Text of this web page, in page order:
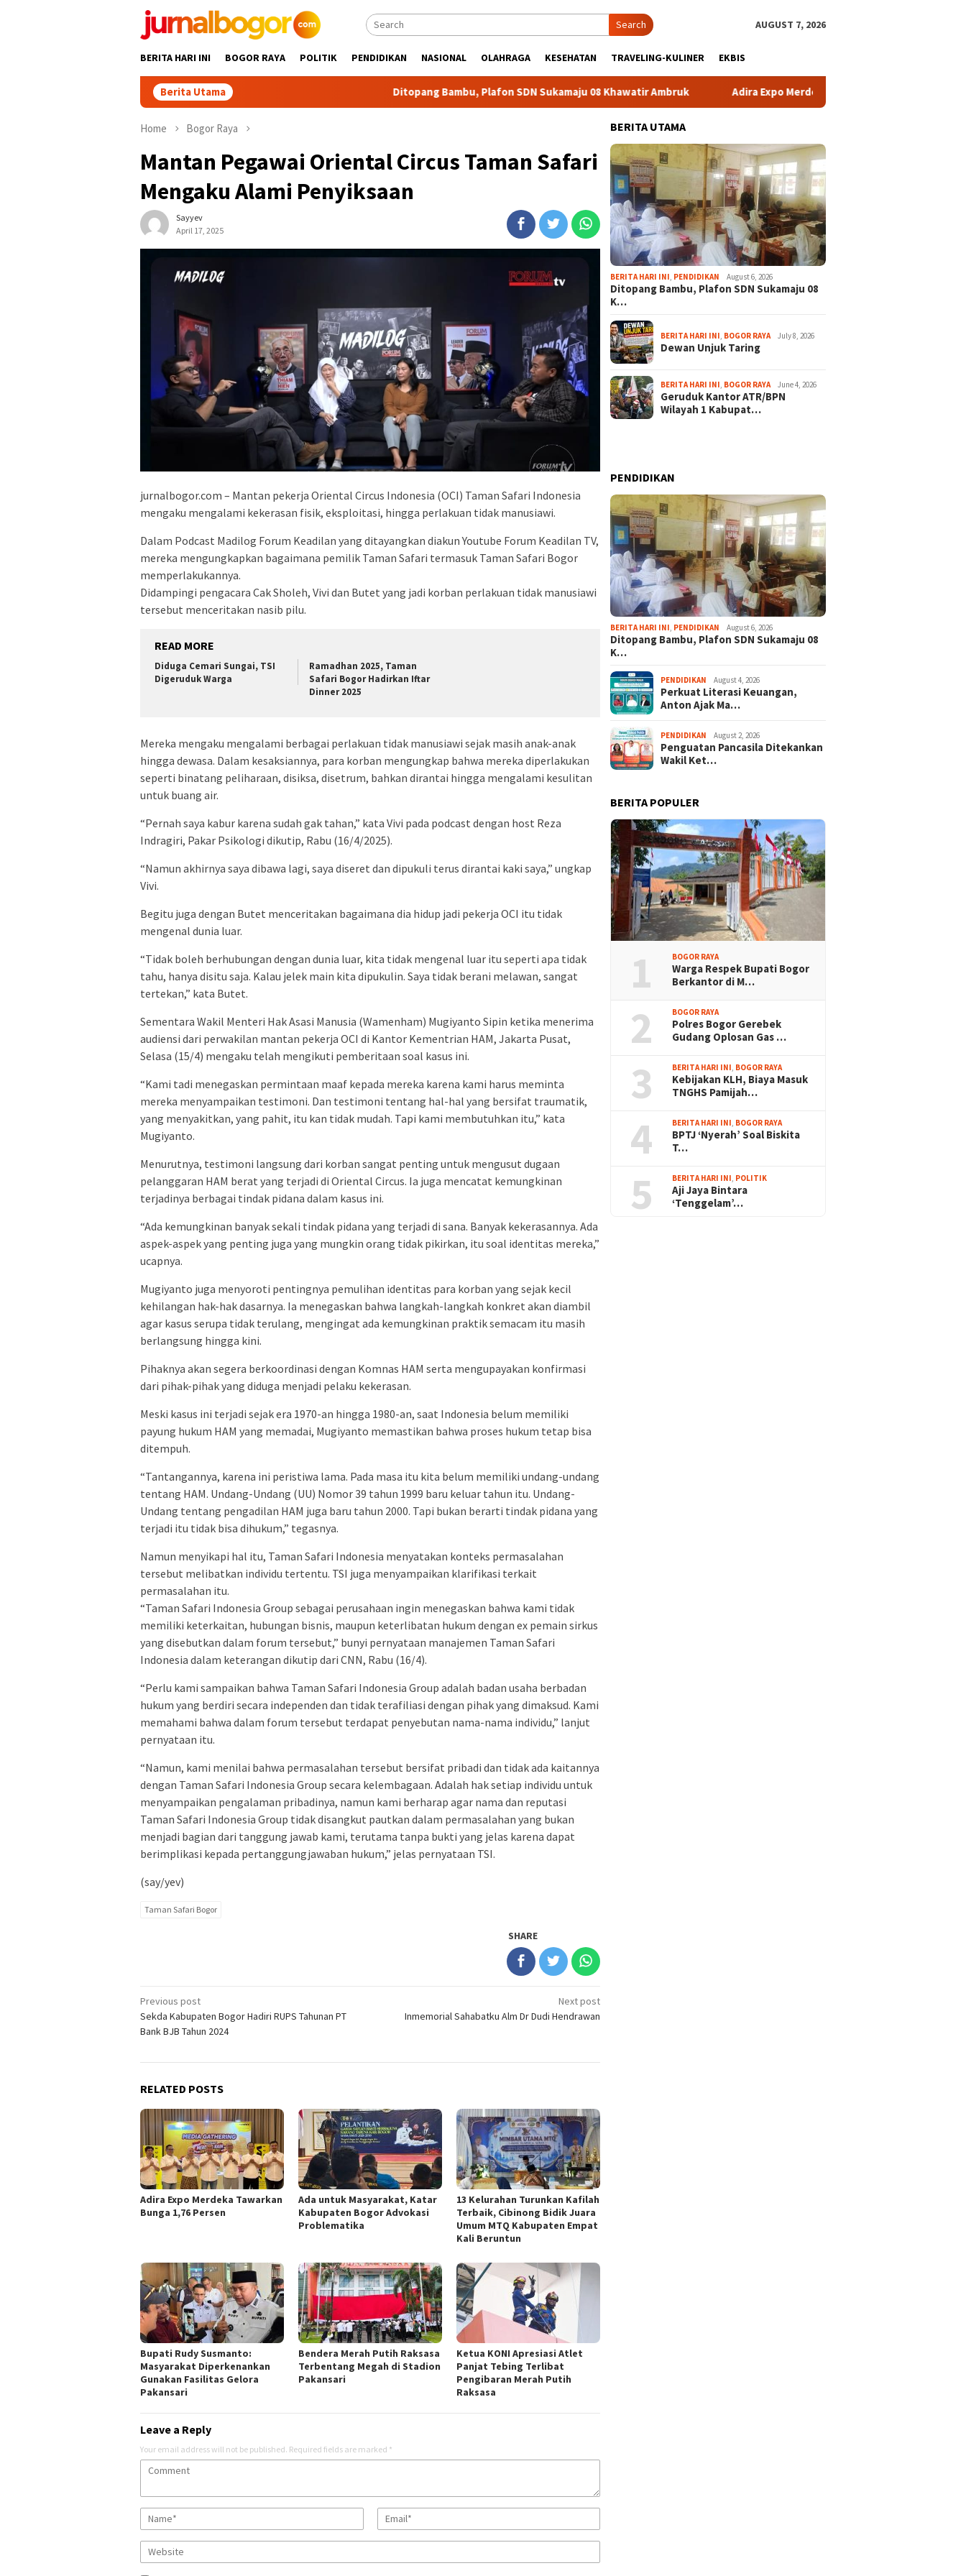
Search AUGUST 7, 2026
BERITA HARI INI BOGOR RAYA POLITIK PENDIDIKAN NASIONAL OLAHRAGA KESEHATAN TRAVELING-KULINER EKBIS
Berita Utama Ditopang Bambu, Plafon SDN Sukamaju 08 Khawatir Ambruk Adira Expo Merdeka Tawarkan Bunga 1,76 Persen
Home Bogor Raya
Mantan Pegawai Oriental Circus Taman Safari
Mengaku Alami Penyiksaan
Sayyev
April 17, 2025
jurnalbogor.com – Mantan pekerja Oriental Circus Indonesia (OCI) Taman Safari Indonesia
mengaku mengalami kekerasan fisik, eksploitasi, hingga perlakuan tidak manusiawi.
Dalam Podcast Madilog Forum Keadilan yang ditayangkan diakun Youtube Forum Keadilan TV,
mereka mengungkapkan bagaimana pemilik Taman Safari termasuk Taman Safari Bogor
memperlakukannya.
Didampingi pengacara Cak Sholeh, Vivi dan Butet yang jadi korban perlakuan tidak manusiawi
tersebut menceritakan nasib pilu.
READ MORE
Diduga Cemari Sungai, TSI
Digeruduk Warga
Ramadhan 2025, Taman
Safari Bogor Hadirkan Iftar
Dinner 2025
Mereka mengaku mengalami berbagai perlakuan tidak manusiawi sejak masih anak-anak
hingga dewasa. Dalam kesaksiannya, para korban mengungkap bahwa mereka diperlakukan
seperti binatang peliharaan, disiksa, disetrum, bahkan dirantai hingga mengalami kesulitan
untuk buang air.
“Pernah saya kabur karena sudah gak tahan,” kata Vivi pada podcast dengan host Reza
Indragiri, Pakar Psikologi dikutip, Rabu (16/4/2025).
“Namun akhirnya saya dibawa lagi, saya diseret dan dipukuli terus dirantai kaki saya,” ungkap
Vivi.
Begitu juga dengan Butet menceritakan bagaimana dia hidup jadi pekerja OCI itu tidak
mengenal dunia luar.
“Tidak boleh berhubungan dengan dunia luar, kita tidak mengenal luar itu seperti apa tidak
tahu, hanya disitu saja. Kalau jelek main kita dipukulin. Saya tidak berani melawan, sangat
tertekan,” kata Butet.
Sementara Wakil Menteri Hak Asasi Manusia (Wamenham) Mugiyanto Sipin ketika menerima
audiensi dari perwakilan mantan pekerja OCI di Kantor Kementrian HAM, Jakarta Pusat,
Selasa (15/4) mengaku telah mengikuti pemberitaan soal kasus ini.
“Kami tadi menegaskan permintaan maaf kepada mereka karena kami harus meminta
mereka menyampaikan testimoni. Dan testimoni tentang hal-hal yang bersifat traumatik,
yang menyakitkan, yang pahit, itu kan tidak mudah. Tapi kami membutuhkan itu,” kata
Mugiyanto.
Menurutnya, testimoni langsung dari korban sangat penting untuk mengusut dugaan
pelanggaran HAM berat yang terjadi di Oriental Circus. Ia juga mencatat kemungkinan
terjadinya berbagai tindak pidana dalam kasus ini.
“Ada kemungkinan banyak sekali tindak pidana yang terjadi di sana. Banyak kekerasannya. Ada
aspek-aspek yang penting juga yang mungkin orang tidak pikirkan, itu soal identitas mereka,”
ucapnya.
Mugiyanto juga menyoroti pentingnya pemulihan identitas para korban yang sejak kecil
kehilangan hak-hak dasarnya. Ia menegaskan bahwa langkah-langkah konkret akan diambil
agar kasus serupa tidak terulang, mengingat ada kemungkinan praktik semacam itu masih
berlangsung hingga kini.
Pihaknya akan segera berkoordinasi dengan Komnas HAM serta mengupayakan konfirmasi
dari pihak-pihak yang diduga menjadi pelaku kekerasan.
Meski kasus ini terjadi sejak era 1970-an hingga 1980-an, saat Indonesia belum memiliki
payung hukum HAM yang memadai, Mugiyanto memastikan bahwa proses hukum tetap bisa
ditempuh.
“Tantangannya, karena ini peristiwa lama. Pada masa itu kita belum memiliki undang-undang
tentang HAM. Undang-Undang (UU) Nomor 39 tahun 1999 baru keluar tahun itu. Undang-
Undang tentang pengadilan HAM juga baru tahun 2000. Tapi bukan berarti tindak pidana yang
terjadi itu tidak bisa dihukum,” tegasnya.
Namun menyikapi hal itu, Taman Safari Indonesia menyatakan konteks permasalahan
tersebut melibatkan individu tertentu. TSI juga menyampaikan klarifikasi terkait
permasalahan itu.
“Taman Safari Indonesia Group sebagai perusahaan ingin menegaskan bahwa kami tidak
memiliki keterkaitan, hubungan bisnis, maupun keterlibatan hukum dengan ex pemain sirkus
yang disebutkan dalam forum tersebut,” bunyi pernyataan manajemen Taman Safari
Indonesia dalam keterangan dikutip dari CNN, Rabu (16/4).
“Perlu kami sampaikan bahwa Taman Safari Indonesia Group adalah badan usaha berbadan
hukum yang berdiri secara independen dan tidak terafiliasi dengan pihak yang dimaksud. Kami
memahami bahwa dalam forum tersebut terdapat penyebutan nama-nama individu,” lanjut
pernyataan itu.
“Namun, kami menilai bahwa permasalahan tersebut bersifat pribadi dan tidak ada kaitannya
dengan Taman Safari Indonesia Group secara kelembagaan. Adalah hak setiap individu untuk
menyampaikan pengalaman pribadinya, namun kami berharap agar nama dan reputasi
Taman Safari Indonesia Group tidak disangkut pautkan dalam permasalahan yang bukan
menjadi bagian dari tanggung jawab kami, terutama tanpa bukti yang jelas karena dapat
berimplikasi kepada pertanggungjawaban hukum,” jelas pernyataan TSI.
(say/yev)
Taman Safari Bogor
SHARE
Post
navigation
Previous post
Sekda Kabupaten Bogor Hadiri RUPS Tahunan PT
Bank BJB Tahun 2024
Next post
Inmemorial Sahabatku Alm Dr Dudi Hendrawan
RELATED POSTS
Adira Expo Merdeka Tawarkan
Bunga 1,76 Persen
Ada untuk Masyarakat, Katar
Kabupaten Bogor Advokasi
Problematika
13 Kelurahan Turunkan Kafilah
Terbaik, Cibinong Bidik Juara
Umum MTQ Kabupaten Empat
Kali Beruntun
Bupati Rudy Susmanto:
Masyarakat Diperkenankan
Gunakan Fasilitas Gelora
Pakansari
Bendera Merah Putih Raksasa
Terbentang Megah di Stadion
Pakansari
Ketua KONI Apresiasi Atlet
Panjat Tebing Terlibat
Pengibaran Merah Putih
Raksasa
Leave a Reply
Your email address will not be published. Required fields are marked *
BERITA UTAMA
BERITA HARI INI PENDIDIKAN August 6, 2026
Ditopang Bambu, Plafon SDN Sukamaju 08
K…
BERITA HARI INI BOGOR RAYA July 8, 2026
Dewan Unjuk Taring
BERITA HARI INI BOGOR RAYA June 4, 2026
Geruduk Kantor ATR/BPN
Wilayah 1 Kabupat…
PENDIDIKAN
BERITA HARI INI PENDIDIKAN August 6, 2026
Ditopang Bambu, Plafon SDN Sukamaju 08
K…
PENDIDIKAN August 4, 2026
Perkuat Literasi Keuangan,
Anton Ajak Ma…
PENDIDIKAN August 2, 2026
Penguatan Pancasila Ditekankan
Wakil Ket…
BERITA POPULER
1 BOGOR RAYA
Warga Respek Bupati Bogor
Berkantor di M…
2 BOGOR RAYA
Polres Bogor Gerebek
Gudang Oplosan Gas …
3 BERITA HARI INI, BOGOR RAYA
Kebijakan KLH, Biaya Masuk
TNGHS Pamijah…
4 BERITA HARI INI, BOGOR RAYA
BPTJ ‘Nyerah’ Soal Biskita
T…
5 BERITA HARI INI, POLITIK
Aji Jaya Bintara
‘Tenggelam’…